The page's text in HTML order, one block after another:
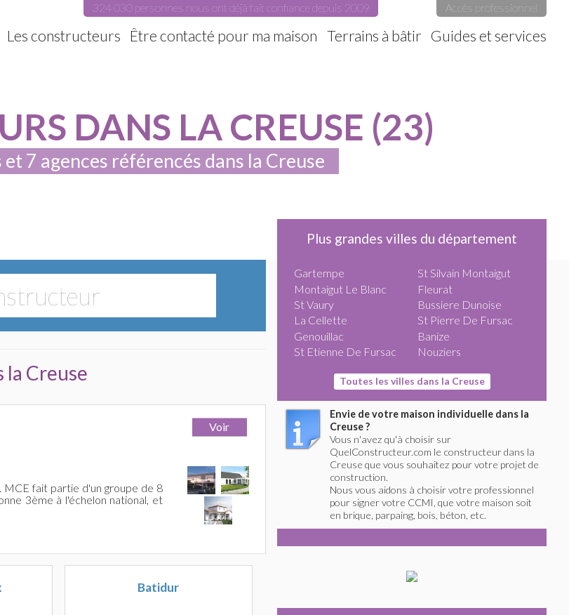
324 030 personnes nous ont déjà fait confiance depuis 2009 Accès professionnel
Les constructeurs Être contacté pour ma maison Terrains à bâtir Guides et services
DANS LA CREUSE (23)
7 agences référencés dans la Creuse
Creuse
fait partie d'un groupe de 8
3ème à l'échelon national, et
Batidur
Plus grandes villes du département
Gartempe
St Silvain Montaigut
Montaigut Le Blanc
Fleurat
St Vaury
Bussiere Dunoise
La Cellette
St Pierre De Fursac
Genouillac
Banize
St Etienne De Fursac
Nouziers
Toutes les villes dans la Creuse
Envie de votre maison individuelle dans la
Creuse ?
Vous n'avez qu'à choisir sur
QuelConstructeur.com le constructeur dans la
Creuse que vous souhaitez pour votre projet de
construction.
Nous vous aidons à choisir votre professionnel
pour signer votre CCMI, que votre maison soit
en brique, parpaing, bois, béton, etc.